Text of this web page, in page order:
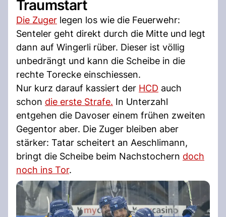
Traumstart
Die Zuger legen los wie die Feuerwehr:
Senteler geht direkt durch die Mitte und legt
dann auf Wingerli rüber. Dieser ist völlig
unbedrängt und kann die Scheibe in die
rechte Torecke einschiessen.
Nur kurz darauf kassiert der HCD auch
schon die erste Strafe. In Unterzahl
entgehen die Davoser einem frühen zweiten
Gegentor aber. Die Zuger bleiben aber
stärker: Tatar scheitert an Aeschlimann,
bringt die Scheibe beim Nachstochern doch
noch ins Tor.